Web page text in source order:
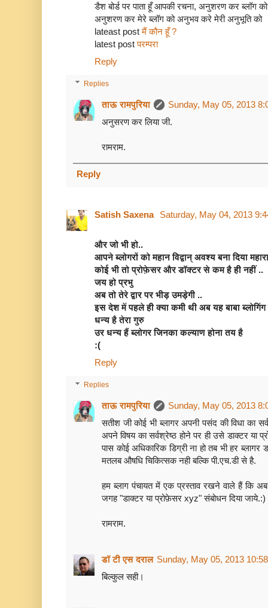
डैश बोर्ड पर पाता हूँ आपकी रचना, अनुशरण कर ब्लॉग को
अनुशरण कर मेरे ब्लॉग को अनुभव करे मेरी अनुभूति को
lateast postमैं कौन हूँ ?
latest postपरम्परा
Reply
Replies
ताऊ रामपुरिया
Sunday, May 05, 2013
अनुसरण कर लिया जी.
रामराम.
Reply
Satish Saxena Saturday, May 04, 2013
और जो भी हो..
आपने ब्लोगरों को महान विद्वान् अवश्य बना दिया
कोई भी तो प्रोफ़ेसर और डॉक्टर से कम है ही नहीं ..
जय हो प्रभु
अब तो तेरे द्वार पर भीड़ उमड़ेगी ..
इस देश में पहले ही क्या कमी थी अब यह बाबा
धन्य है तेरा गुरु
उर धन्य हैं ब्लोगर जिनका कल्याण होना तय है
:(
Reply
Replies
ताऊ रामपुरिया
Sunday, May 05, 2013
सतीश जी कोई भी ब्लागर अपनी पसंद की विधा का
अपने विषय का सर्वश्रेष्ठ होने पर ही उसे डाक्टर या
पास कोई अधिकारिक डिग्री ना हो तब भी हर ब्लागर
मतलब औषधि चिकित्सक नही बल्कि पी.एच.डी से है.
हम ब्लाग पंचायत में एक प्रस्ताव रखने वाले हैं कि
जगह "डाक्टर या प्रोफ़ेसर xyz" संबोधन दिया जाये.:)
रामराम.
डॉ टी एस दराल Sunday, May 05, 2013
बिल्कुल सही।